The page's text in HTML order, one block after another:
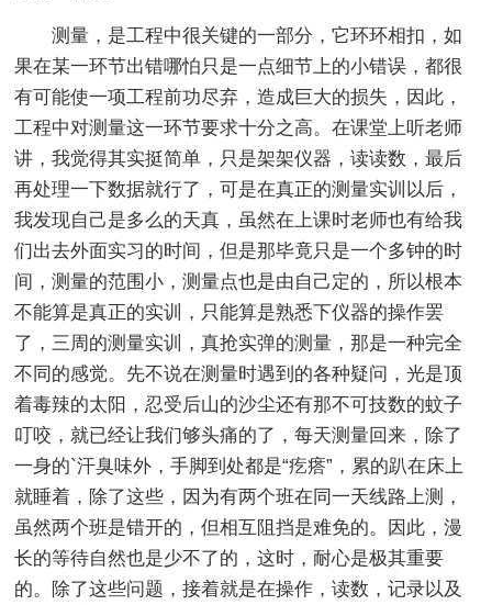
测量，是工程中很关键的一部分，它环环相扣，如
果在某一环节出错哪怕只是一点细节上的小错误，都很
有可能使一项工程前功尽弃，造成巨大的损失，因此，
工程中对测量这一环节要求十分之高。在课堂上听老师
讲，我觉得其实挺简单，只是架架仪器，读读数，最后
再处理一下数据就行了，可是在真正的测量实训以后，
我发现自己是多么的天真，虽然在上课时老师也有给我
们出去外面实习的时间，但是那毕竟只是一个多钟的时
间，测量的范围小，测量点也是由自己定的，所以根本
不能算是真正的实训，只能算是熟悉下仪器的操作罢
了，三周的测量实训，真抢实弹的测量，那是一种完全
不同的感觉。先不说在测量时遇到的各种疑问，光是顶
着毒辣的太阳，忍受后山的沙尘还有那不可技数的蚊子
叮咬，就已经让我们够头痛的了，每天测量回来，除了
一身的`汗臭味外，手脚到处都是“疙瘩”，累的趴在床上
就睡着，除了这些，因为有两个班在同一天线路上测，
虽然两个班是错开的，但相互阻挡是难免的。因此，漫
长的等待自然也是少不了的，这时，耐心是极其重要
的。除了这些问题，接着就是在操作，读数，记录以及